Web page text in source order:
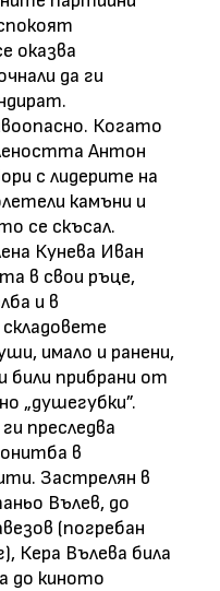
оказва
да ги
Когато
Антон
с лидерите на
камъни и
се скъсал.
Кунева Иван
в свои ръце,
и в
имало и ранени,
били прибрани от
„душегубки”.
преследва
в
Застрелян в
Вълев, до
(погребан
Кера Вълева била
до киното